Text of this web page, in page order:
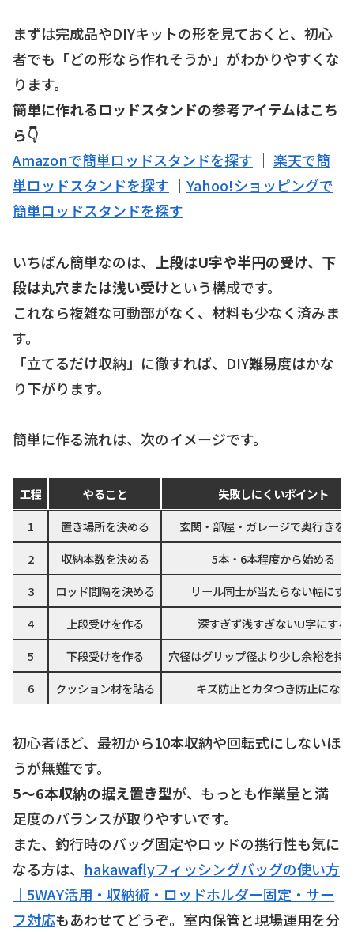
まずは完成品やDIYキットの形を見ておくと、初心
者でも「どの形なら作れそうか」がわかりやすくな
ります。
簡単に作れるロッドスタンドの参考アイテムはこち
ら👇
Amazonで簡単ロッドスタンドを探す ｜ 楽天で簡
単ロッドスタンドを探す ｜ Yahoo!ショッピングで
簡単ロッドスタンドを探す
いちばん簡単なのは、 上段はU字や半円の受け、下
段は丸穴または浅い受けという構成です。
これなら複雑な可動部がなく、材料も少なく済みま
す。
「立てるだけ収納」に徹すれば、DIY難易度はかな
り下がります。
簡単に作る流れは、次のイメージです。
工程 やること
失敗しにくいポイント
1
置き場所を決める
玄関・部屋・ガレージで奥行きを
2
収納本数を決める
5本・6本程度から始める
3
ロッド間隔を決める
リール同士が当たらない幅にす
4
上段受けを作る
深すぎず浅すぎないU字にする
5
下段受けを作る
穴径はグリップ径より少し余裕を持
6
クッション材を貼る キズ防止とカタつき防止になる
初心者ほど、最初から10本収納や回転式にしないほ
うが無難です。
5〜6本収納の据え置き型が、もっとも作業量と満
足度のバランスが取りやすいです。
また、釣行時のバッグ固定やロッドの携行性も気に
なる方は、 hakawaflyフィッシングバッグの使い方
｜5WAY活用・収納術・ロッドホルダー固定・サー
フ対応もあわせてどうぞ。室内保管と現場運用を分